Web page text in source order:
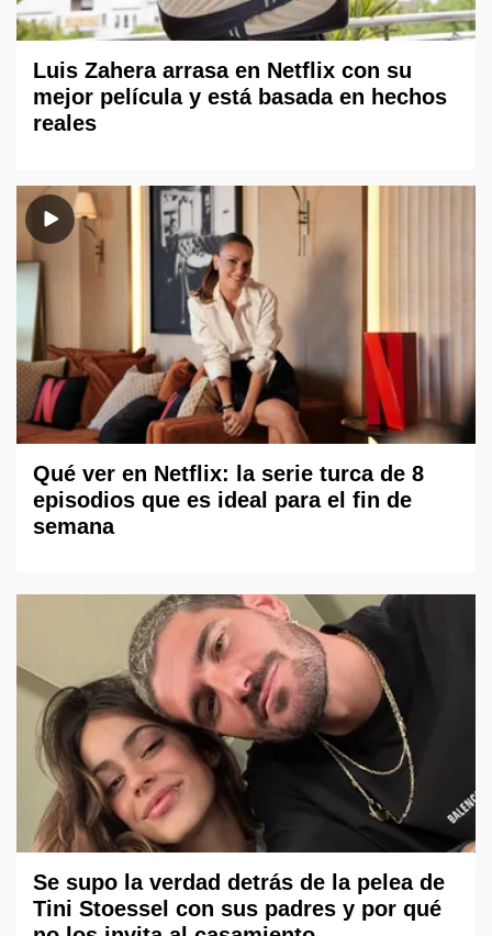
Luis Zahera arrasa en Netflix con su
mejor película y está basada en hechos
reales
Qué ver en Netflix: la serie turca de 8
episodios que es ideal para el fin de
semana
Se supo la verdad detrás de la pelea de
Tini Stoessel con sus padres y por qué